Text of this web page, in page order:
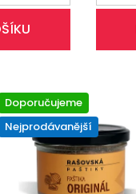
Doporučujeme
Nejprodávanější